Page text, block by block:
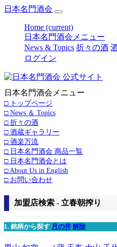
日本名門酒会
Home (current)
日本名門酒会メニュー
News & Topics 折々の酒
ログイン
日本名門酒会メニュー
□ トップページ
□ News ＆ Topics
□ 折々の酒
□ 酒蔵ギャラリー
□ 酒楽万流
□ 日本名門酒会 商品一覧
□ 日本名門酒会とは
□ About Us in English
□ お問い合わせ
加盟店検索 - 立春朝搾り
1. 銘柄から探す 月の井 解除